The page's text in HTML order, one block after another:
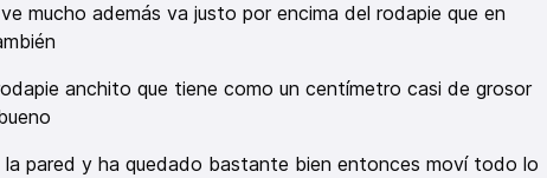
mucho además va justo por encima del rodapie que en
anchito que tiene como un centímetro casi de grosor
la pared y ha quedado bastante bien entonces moví todo lo